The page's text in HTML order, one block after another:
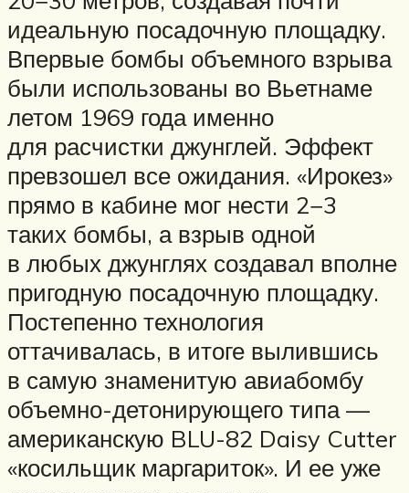
идеальную посадочную площадку.
Впервые бомбы объемного взрыва
были использованы во Вьетнаме
летом 1969 года именно
для расчистки джунглей. Эффект
превзошел все ожидания. «Ирокез»
прямо в кабине мог нести 2−3
таких бомбы, а взрыв одной
в любых джунглях создавал вполне
пригодную посадочную площадку.
Постепенно технология
оттачивалась, в итоге вылившись
в самую знаменитую авиабомбу
объемно-детонирующего типа —
американскую BLU-82 Daisy Cutter
«косильщик маргариток». И ее уже